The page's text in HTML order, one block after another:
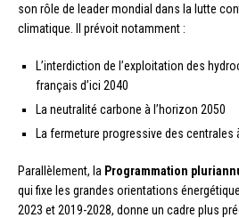
son rôle de leader mondial dans la lutte
climatique. Il prévoit notamment :
L’interdiction de l’exploitation des
français d’ici 2040
La neutralité carbone à l’horizon 2050
La fermeture progressive des centrales
Parallèlement, la Programmation
qui fixe les grandes orientations
2023 et 2019-2028, donne un cadre plus